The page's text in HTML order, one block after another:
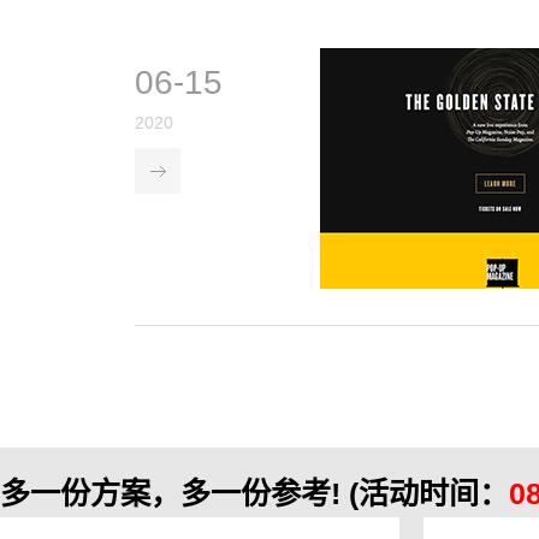
06-15
2020
多一份方案，多一份参考! (活动时间：